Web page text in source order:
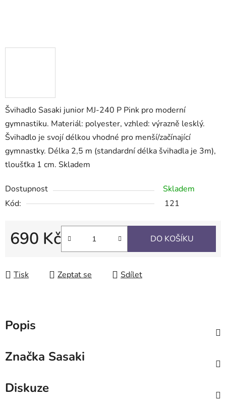
Švihadlo Sasaki junior MJ-240 P Pink pro moderní
gymnastiku. Materiál: polyester, vzhled: výrazně lesklý.
Švihadlo je svojí délkou vhodné pro menší/začínající
gymnastky. Délka 2,5 m (standardní délka švihadla je 3m),
tloušťka 1 cm. Skladem
Dostupnost
Skladem
Kód:
121
690 Kč DO KOŠÍKU
Tisk Zeptat se Sdílet
Popis
Značka Sasaki
Diskuze